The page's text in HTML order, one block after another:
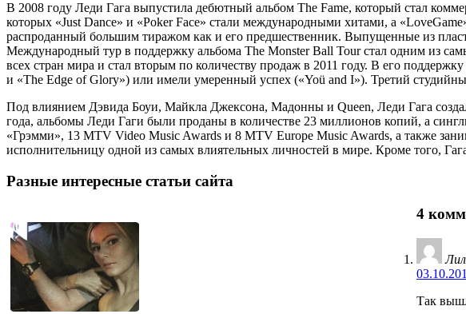
В 2008 году Леди Гага выпустила дебютный альбом The Fame, который стал
которых «Just Dance» и «Poker Face» стали международными хитами, а
распроданный большим тиражом как и его предшественник. Выпущенные из
Международный тур в поддержку альбома The Monster Ball Tour стал одним из
всех стран мира и стал вторым по количеству продаж в 2011 году. В его
и «The Edge of Glory») или имели умеренный успех («Yoü and I»). Третий
Под влиянием Дэвида Боуи, Майкла Джексона, Мадонны и Queen, Леди Гага
года, альбомы Леди Гаги были проданы в количестве 23 миллионов копий, а
«Грэмми», 13 MTV Video Music Awards и 8 MTV Europe Music Awards, а также
исполнительницу одной из самых влиятельных личностей в мире. Кроме того,
Разные интересные статьи сайта
4
Так